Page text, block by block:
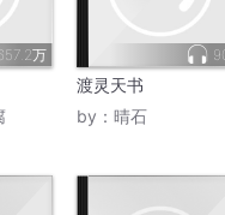
万
渡灵天书
by： 晴石